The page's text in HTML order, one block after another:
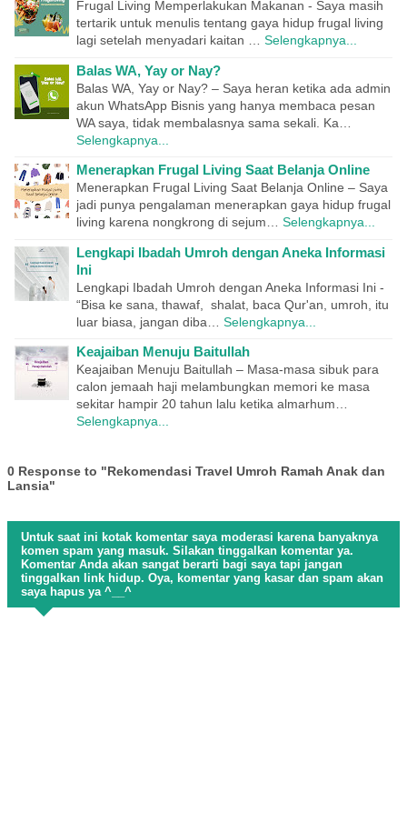
Frugal Living Memperlakukan Makanan - Saya masih
tertarik untuk menulis tentang gaya hidup frugal living
lagi setelah menyadari kaitan … Selengkapnya...
Balas WA, Yay or Nay?
Balas WA, Yay or Nay? – Saya heran ketika ada admin
akun WhatsApp Bisnis yang hanya membaca pesan
WA saya, tidak membalasnya sama sekali. Ka…
Selengkapnya...
Menerapkan Frugal Living Saat Belanja Online
Menerapkan Frugal Living Saat Belanja Online – Saya
jadi punya pengalaman menerapkan gaya hidup frugal
living karena nongkrong di sejum… Selengkapnya...
Lengkapi Ibadah Umroh dengan Aneka Informasi
Ini
Lengkapi Ibadah Umroh dengan Aneka Informasi Ini -
“Bisa ke sana, thawaf, shalat, baca Qur'an, umroh, itu
luar biasa, jangan diba…
Selengkapnya...
Keajaiban Menuju Baitullah
Keajaiban Menuju Baitullah – Masa-masa sibuk para
calon jemaah haji melambungkan memori ke masa
sekitar hampir 20 tahun lalu ketika almarhum…
Selengkapnya...
0 Response to "Rekomendasi Travel Umroh Ramah Anak dan
Lansia"
Untuk saat ini kotak komentar saya moderasi karena banyaknya
komen spam yang masuk. Silakan tinggalkan komentar ya.
Komentar Anda akan sangat berarti bagi saya tapi jangan
tinggalkan link hidup. Oya, komentar yang kasar dan spam akan
saya hapus ya ^__^